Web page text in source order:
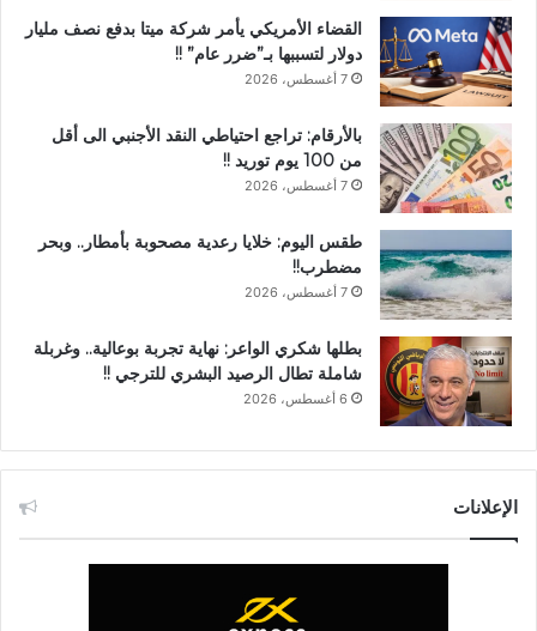
القضاء الأمريكي يأمر شركة ميتا بدفع نصف مليار
دولار لتسببها بـ”ضرر عام” !!
7 أغسطس، 2026
بالأرقام: تراجع احتياطي النقد الأجنبي الى أقل
من 100 يوم توريد !!
7 أغسطس، 2026
طقس اليوم: خلايا رعدية مصحوبة بأمطار.. وبحر
مضطرب!!
7 أغسطس، 2026
بطلها شكري الواعر: نهاية تجربة بوعالية.. وغربلة
شاملة تطال الرصيد البشري للترجي !!
6 أغسطس، 2026
الإعلانات